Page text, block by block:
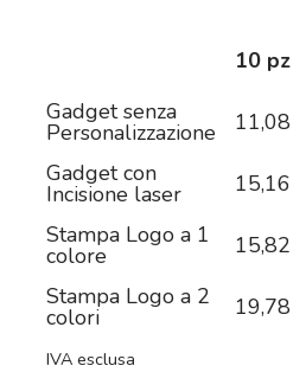
10 pz
Gadget senza
Personalizzazione 11,08
Gadget con
Incisione laser 15,16
Stampa Logo a 1
colore 15,82
Stampa Logo a 2
colori 19,78
IVA esclusa